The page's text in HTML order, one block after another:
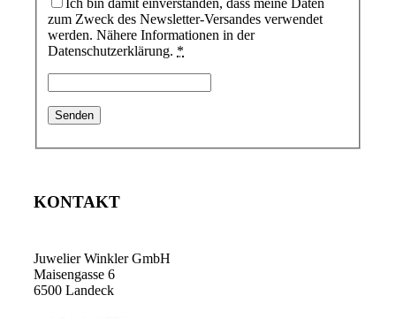
Ich bin damit einverstanden, dass meine Daten
zum Zweck des Newsletter-Versandes verwendet
werden. Nähere Informationen in der
Datenschutzerklärung. *
KONTAKT
Juwelier Winkler GmbH
Maisengasse 6
6500 Landeck